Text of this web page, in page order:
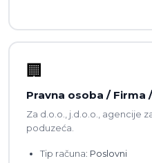
🏢
Pravna osoba / Firma
Za d.o.o., j.d.o.o., agencije
poduzeća.
Tip računa: Poslovni